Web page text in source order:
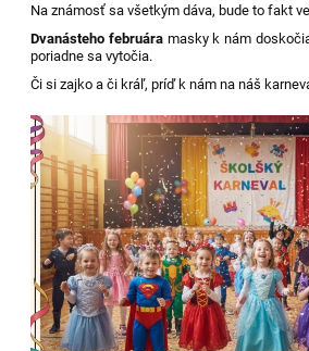
Na známosť sa všetkým dáva, bude to fakt
Dvanásteho februára masky k nám
poriadne sa vytočia.
Či si zajko a či kráľ, príď k nám na náš